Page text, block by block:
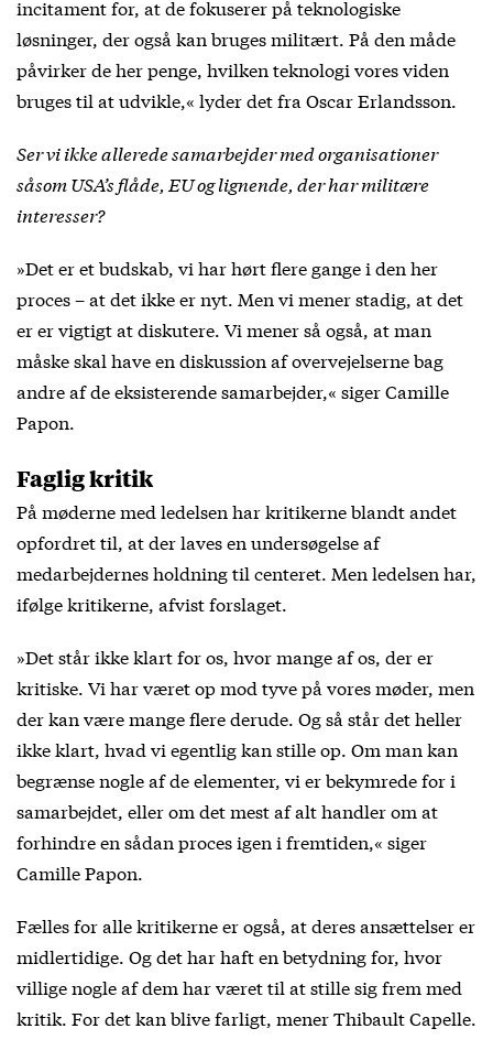
incitament for, at de fokuserer på teknologiske
løsninger, der også kan bruges militært. På den måde
påvirker de her penge, hvilken teknologi vores viden
bruges til at udvikle,« lyder det fra Oscar Erlandsson.
Ser vi ikke allerede samarbejder med organisationer
såsom USA’s flåde, EU og lignende, der har militære
interesser?
»Det er et budskab, vi har hørt flere gange i den her
proces – at det ikke er nyt. Men vi mener stadig, at det
er er vigtigt at diskutere. Vi mener så også, at man
måske skal have en diskussion af overvejelserne bag
andre af de eksisterende samarbejder,« siger Camille
Papon.
Faglig kritik
På møderne med ledelsen har kritikerne blandt andet
opfordret til, at der laves en undersøgelse af
medarbejdernes holdning til centeret. Men ledelsen har,
ifølge kritikerne, afvist forslaget.
»Det står ikke klart for os, hvor mange af os, der er
kritiske. Vi har været op mod tyve på vores møder, men
der kan være mange flere derude. Og så står det heller
ikke klart, hvad vi egentlig kan stille op. Om man kan
begrænse nogle af de elementer, vi er bekymrede for i
samarbejdet, eller om det mest af alt handler om at
forhindre en sådan proces igen i fremtiden,« siger
Camille Papon.
Fælles for alle kritikerne er også, at deres ansættelser er
midlertidige. Og det har haft en betydning for, hvor
villige nogle af dem har været til at stille sig frem med
kritik. For det kan blive farligt, mener Thibault Capelle.